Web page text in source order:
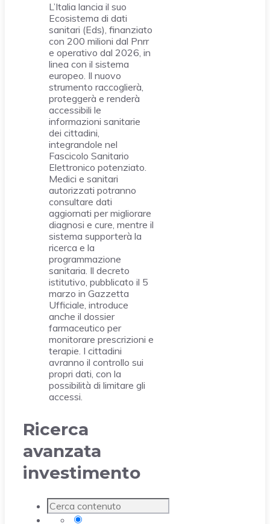
L’Italia lancia il suo
Ecosistema di dati
sanitari (Eds), finanziato
con 200 milioni dal Pnrr
e operativo dal 2026, in
linea con il sistema
europeo. Il nuovo
strumento raccoglierà,
proteggerà e renderà
accessibili le
informazioni sanitarie
dei cittadini,
integrandole nel
Fascicolo Sanitario
Elettronico potenziato.
Medici e sanitari
autorizzati potranno
consultare dati
aggiornati per migliorare
diagnosi e cure, mentre il
sistema supporterà la
ricerca e la
programmazione
sanitaria. Il decreto
istitutivo, pubblicato il 5
marzo in Gazzetta
Ufficiale, introduce
anche il dossier
farmaceutico per
monitorare prescrizioni e
terapie. I cittadini
avranno il controllo sui
propri dati, con la
possibilità di limitare gli
accessi.
Ricerca
avanzata
investimento